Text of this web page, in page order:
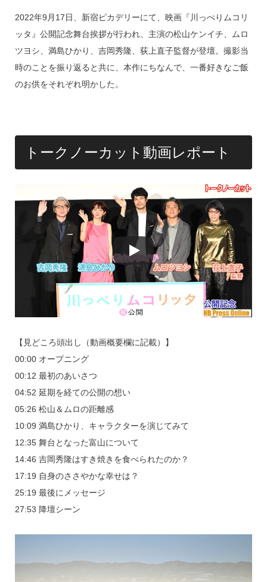
e
a
d
s
e
n
a
e
c
e
b
2022年9月17日、新宿ピカデリーにて、映画『川っぺりムコリ
ッタ』公開記念舞台挨拶が行われ、主演の松山ケンイチ、ムロ
ツヨシ、満島ひかり、吉岡秀隆、荻上直子監督が登壇。撮影当
時のことを振り返ると共に、本作にちなんで、一番好きなご飯
のお供をそれぞれ明かした。
トークノーカット動画レポート
【見どころ頭出し（動画概要欄に記載）】
00:00 オープニング
00:12 最初のあいさつ
04:52 延期を経ての公開の想い
05:26 松山＆ムロの距離感
10:09 満島ひかり、キャラクターを演じてみて
12:35 舞台となった富山について
14:46 吉岡秀隆はすき焼きを食べられたのか？
17:19 自身のささやかな幸せは？
25:19 最後にメッセージ
27:53 降壇シーン